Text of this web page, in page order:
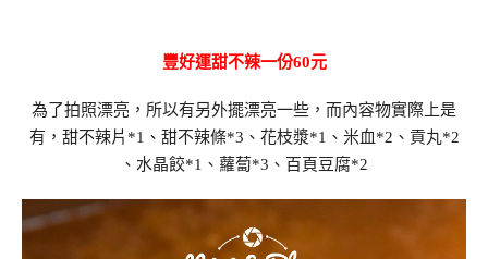
豐好運甜不辣一份60元
為了拍照漂亮，所以有另外擺漂亮一些，而內容物實際上是
有，甜不辣片*1、甜不辣條*3、花枝漿*1、米血*2、貢丸*2
、水晶餃*1、蘿蔔*3、百頁豆腐*2